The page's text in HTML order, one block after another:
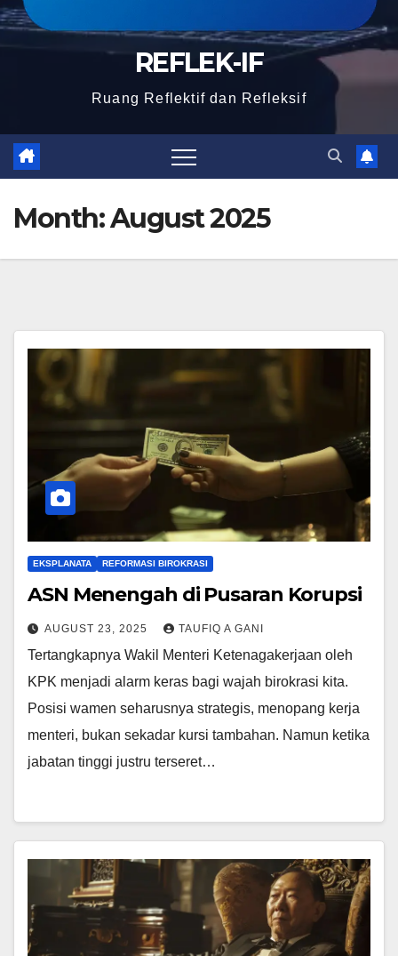
REFLEK-IF
Ruang Reflektif dan Refleksif
Month:August 2025
EKSPLANATA REFORMASI BIROKRASI
ASN Menengah di Pusaran Korupsi
AUGUST 23, 2025 TAUFIQ A GANI
Tertangkapnya Wakil Menteri Ketenagakerjaan oleh
KPK menjadi alarm keras bagi wajah birokrasi kita.
Posisi wamen seharusnya strategis, menopang kerja
menteri, bukan sekadar kursi tambahan. Namun ketika
jabatan tinggi justru terseret…